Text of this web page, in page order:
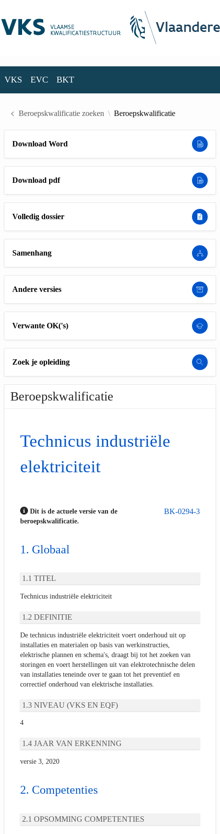
VKS EVC BKT
Beroepskwalificatie zoeken Beroepskwalificatie
Download Word
Download pdf
Volledig dossier
Samenhang
Andere versies
Verwante OK('s)
Zoek je opleiding
Beroepskwalificatie
Technicus industriële
elektriciteit
BK-0294-3
Dit is de actuele versie van de
beroepskwalificatie.
Globaal
TITEL
Technicus industriële elektriciteit
DEFINITIE
De technicus industriële elektriciteit voert onderhoud uit op
installaties en materialen op basis van werkinstructies,
elektrische plannen en schema's, draagt bij tot het zoeken van
storingen en voert herstellingen uit van elektrotechnische delen
van installaties teneinde over te gaan tot het preventief en
correctief onderhoud van elektrische installaties.
NIVEAU (VKS EN EQF)
4
JAAR VAN ERKENNING
versie 3, 2020
Competenties
OPSOMMING COMPETENTIES